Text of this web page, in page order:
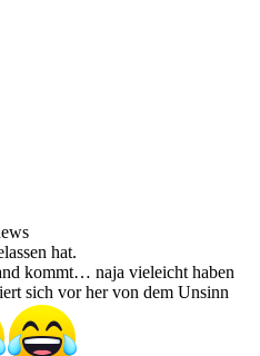
hat.
kommt… naja vieleicht haben
sich vor her von dem Unsinn